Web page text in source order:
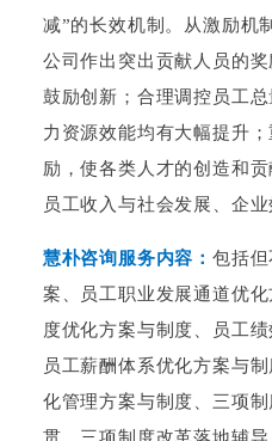
减”的长效机制。从激励机
公司作出突出贡献人员的
鼓励创新；合理调控员工
力资源效能均有大幅提升
励，使各类人才的创造和
员工收入与社会发展、企业
慧朴咨询服务内容：包括
案、员工职业发展通道优
度优化方案与制度、员工
员工薪酬体系优化方案与
化管理方案与制度、三项